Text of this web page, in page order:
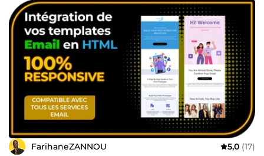
FarihaneZANNOU 5,0 (17)